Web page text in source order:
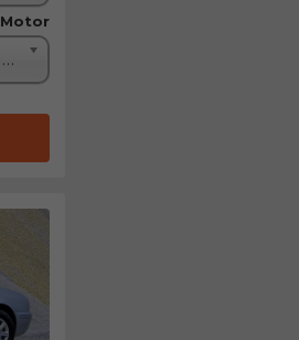
Motor
Lancia Lybra SW 2.4 JTD (136PS)